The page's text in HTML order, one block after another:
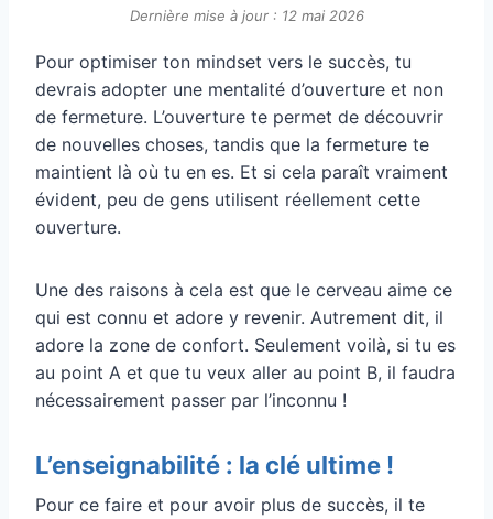
Dernière mise à jour : 12 mai 2026
Pour optimiser ton mindset vers le succès, tu
devrais adopter une mentalité d’ouverture et non
de fermeture. L’ouverture te permet de découvrir
de nouvelles choses, tandis que la fermeture te
maintient là où tu en es. Et si cela paraît vraiment
évident, peu de gens utilisent réellement cette
ouverture.
Une des raisons à cela est que le cerveau aime ce
qui est connu et adore y revenir. Autrement dit, il
adore la zone de confort. Seulement voilà, si tu es
au point A et que tu veux aller au point B, il faudra
nécessairement passer par l’inconnu !
L’enseignabilité : la clé ultime !
Pour ce faire et pour avoir plus de succès, il te